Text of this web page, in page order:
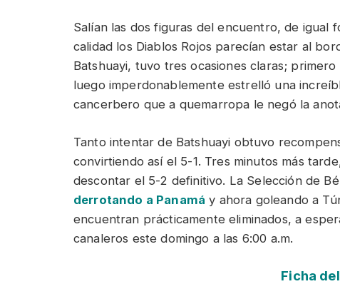
Salían las dos figuras del encuentro, de
calidad los Diablos Rojos parecían estar al
Batshuayi, tuvo tres ocasiones claras;
luego imperdonablemente estrelló una
cancerbero que a quemarropa le negó la
Tanto intentar de Batshuayi obtuvo
convirtiendo así el 5-1. Tres minutos más
descontar el 5-2 definitivo. La Selección de
derrotando a Panamá y ahora goleando a
encuentran prácticamente eliminados, a
canaleros este domingo a las 6:00 a.m.
Ficha